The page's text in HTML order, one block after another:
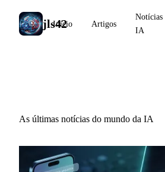
jls42
Início Artigos
Notícias
IA
As últimas notícias do mundo da IA